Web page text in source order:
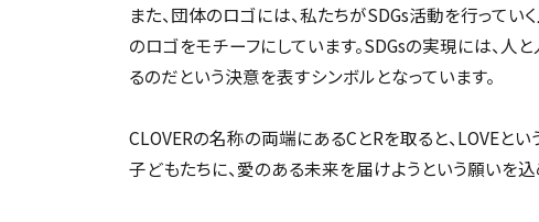
また、団体のロゴには、私たちがSDGs活動を行ってい
のロゴをモチーフにしています。SDGsの実現には、
るのだという決意を表すシンボルとなっています。
CLOVERの名称の両端にあるCとRを取ると、LOVEと
子どもたちに、愛のある未来を届けようという願いを込